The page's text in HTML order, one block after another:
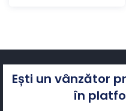
Ești un vânzător
în